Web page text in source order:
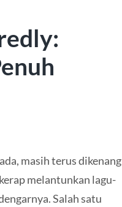
masih terus dikenang
melantunkan lagu-
Salah satu